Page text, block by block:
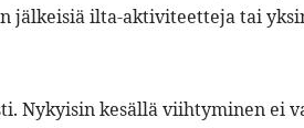
jälkeisiä ilta-aktiviteetteja tai
Nykyisin kesällä viihtyminen ei